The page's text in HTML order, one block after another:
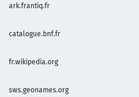
ark.frantiq.fr
catalogue.bnf.fr
fr.wikipedia.org
sws.geonames.org